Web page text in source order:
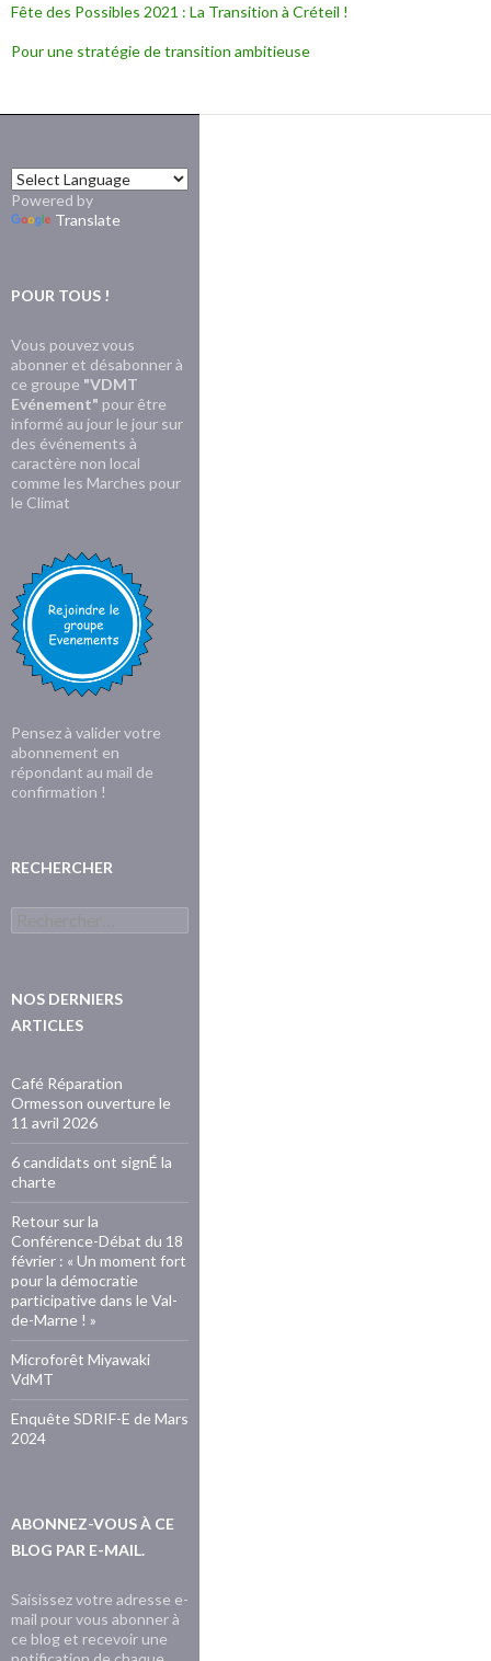
Fête des Possibles 2021 : La Transition à Créteil !
Pour une stratégie de transition ambitieuse
Powered by
Translate
POUR TOUS !
Vous pouvez vous
abonner et désabonner à
ce groupe "VDMT
Evénement" pour être
informé au jour le jour sur
des événements à
caractère non local
comme les Marches pour
le Climat
Pensez à valider votre
abonnement en
répondant au mail de
confirmation !
RECHERCHER
NOS DERNIERS
ARTICLES
Café Réparation
Ormesson ouverture le
11 avril 2026
6 candidats ont signÉ la
charte
Retour sur la
Conférence-Débat du 18
février : « Un moment fort
pour la démocratie
participative dans le Val-
de-Marne ! »
Microforêt Miyawaki
VdMT
Enquête SDRIF-E de Mars
2024
ABONNEZ-VOUS À CE
BLOG PAR E-MAIL.
Saisissez votre adresse e-
mail pour vous abonner à
ce blog et recevoir une